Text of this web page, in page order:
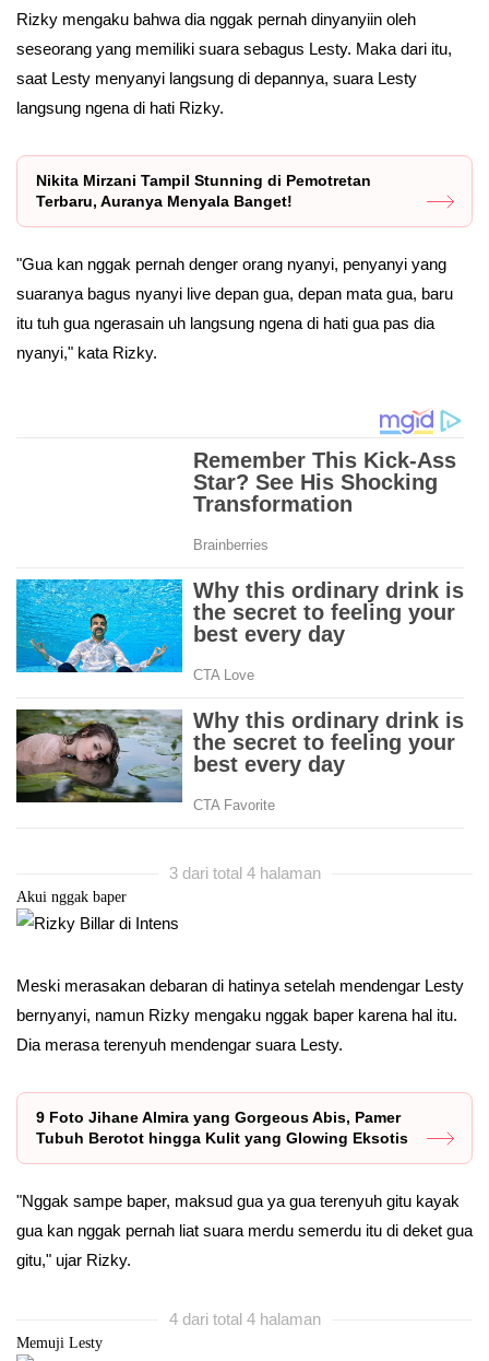
Rizky mengaku bahwa dia nggak pernah dinyanyiin oleh
seseorang yang memiliki suara sebagus Lesty. Maka dari itu,
saat Lesty menyanyi langsung di depannya, suara Lesty
langsung ngena di hati Rizky.
Nikita Mirzani Tampil Stunning di Pemotretan
Terbaru, Auranya Menyala Banget!
"Gua kan nggak pernah denger orang nyanyi, penyanyi yang
suaranya bagus nyanyi live depan gua, depan mata gua, baru
itu tuh gua ngerasain uh langsung ngena di hati gua pas dia
nyanyi," kata Rizky.
3 dari total 4 halaman
Akui nggak baper
Meski merasakan debaran di hatinya setelah mendengar Lesty
bernyanyi, namun Rizky mengaku nggak baper karena hal itu.
Dia merasa terenyuh mendengar suara Lesty.
9 Foto Jihane Almira yang Gorgeous Abis, Pamer
Tubuh Berotot hingga Kulit yang Glowing Eksotis
"Nggak sampe baper, maksud gua ya gua terenyuh gitu kayak
gua kan nggak pernah liat suara merdu semerdu itu di deket gua
gitu," ujar Rizky.
4 dari total 4 halaman
Memuji Lesty